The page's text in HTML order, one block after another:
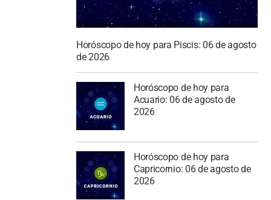
Horóscopo de hoy para Piscis: 06 de agosto
de 2026
Horóscopo de hoy para
Acuario: 06 de agosto de
2026
Horóscopo de hoy para
Capricornio: 06 de agosto de
2026